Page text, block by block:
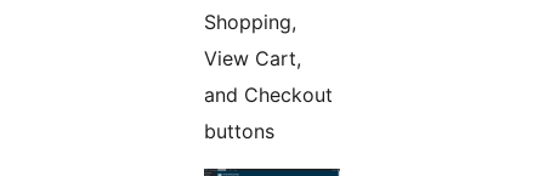
Shopping,
View Cart,
and Checkout
buttons